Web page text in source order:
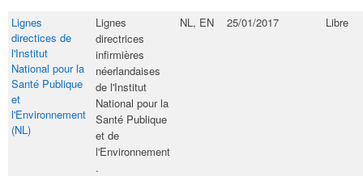
Lignes
directices de
l'Institut
National pour la
Santé Publique
et
l'Environnement
(NL)
​Lignes
directrices
infirmières
néerlandaises
de l'Institut
National pour la
Santé Publique
et de
l'Environnement​
.
NL, EN 25/01/2017 Libre